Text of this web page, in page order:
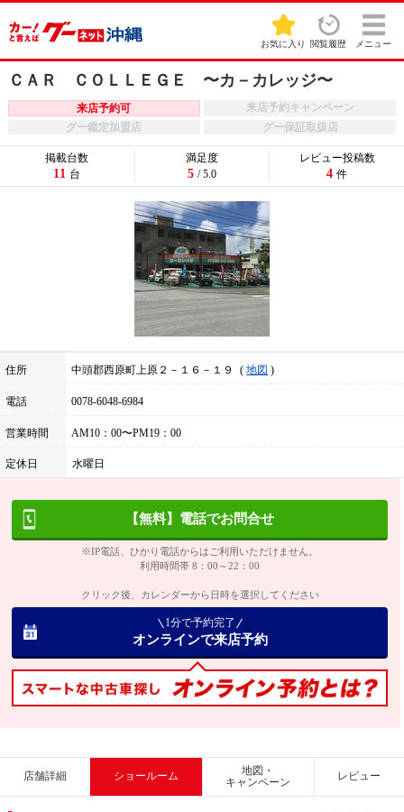
お気に入り 閲覧履歴 メニュー
ＣＡＲ ＣＯＬＬＥＧＥ 〜カ－カレッジ〜
来店予約可
来店予約キャンペーン
グー鑑定加盟店
グー保証取扱店
住所 中頭郡西原町上原２－１６－１９ 地図
電話 0078-6048-6984
営業時間 AM10：00〜PM19：00
定休日 水曜日
掲載台数
11 台
満足度
5 / 5.0
レビュー投稿数
4 件
【無料】電話でお問合せ
※IP電話、ひかり電話からはご利用いただけません。
利用時間帯 8：00～22：00
クリック後、カレンダーから日時を選択してください
1分で予約完了
オンラインで来店予約
店舗詳細 ショールーム
地図・
キャンペーン
レビュー